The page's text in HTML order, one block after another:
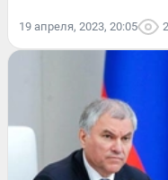
19 апреля, 2023, 20:05